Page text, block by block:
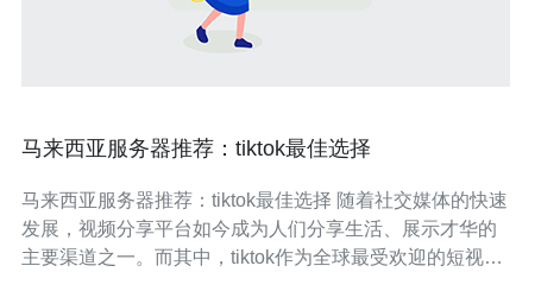
马来西亚服务器推荐：tiktok最佳选择
马来西亚服务器推荐：tiktok最佳选择 随着社交媒体的快速
发展，视频分享平台如今成为人们分享生活、展示才华的
主要渠道之一。而其中，tiktok作为全球最受欢迎的短视频